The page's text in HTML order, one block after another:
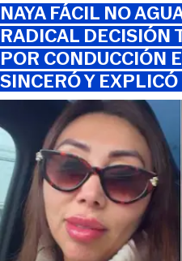
NAYA FÁCIL NO
RADICAL DECISIÓN
POR CONDUCCIÓN
SINCERÓ Y